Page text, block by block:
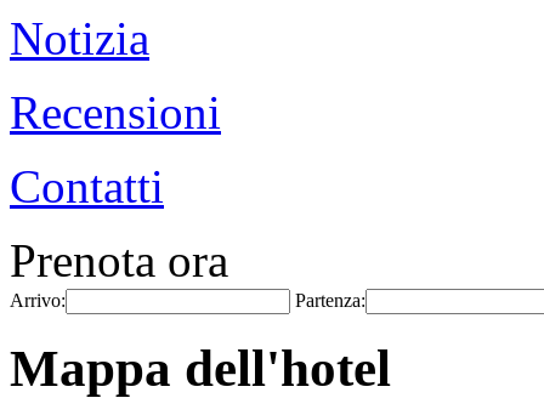
Notizia
Recensioni
Contatti
Prenota ora
Arrivo: Partenza:
Mappa dell'hotel